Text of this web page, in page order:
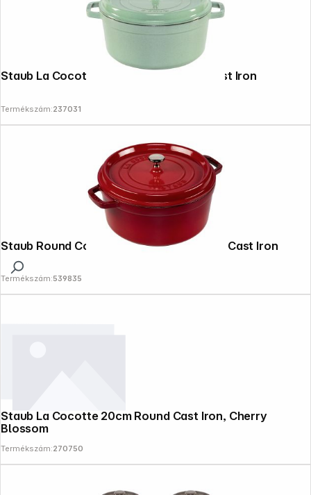
Staub La Cocotte 26cm round, Sage, Cast Iron
Termékszám:237031
Staub Round Cocotte, 26cm Cherry Red, Cast Iron
Termékszám:539835
Staub La Cocotte 20cm Round Cast Iron, Cherry
Blossom
Termékszám:270750